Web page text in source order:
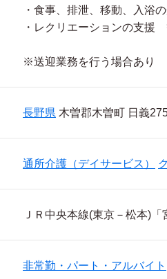
・食事、排泄、移動、入浴
・レクリエーションの支援
※送迎業務を行う場合あり
長野県 木曽郡木曽町 日義
通所介護（デイサービス）
ＪＲ中央本線(東京－松本)
非常勤・パート・アルバイト